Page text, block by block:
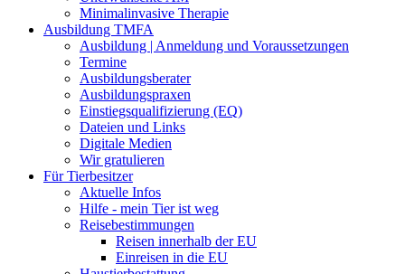
Minimalinvasive Therapie
Ausbildung TMFA
Ausbildung | Anmeldung und Voraussetzungen
Termine
Ausbildungsberater
Ausbildungspraxen
Einstiegsqualifizierung (EQ)
Dateien und Links
Digitale Medien
Wir gratulieren
Für Tierbesitzer
Aktuelle Infos
Hilfe - mein Tier ist weg
Reisebestimmungen
Reisen innerhalb der EU
Einreisen in die EU